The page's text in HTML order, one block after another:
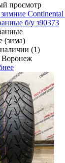
просмотр
Continental
б/у з90373
(зима)
(1)
Воронеж